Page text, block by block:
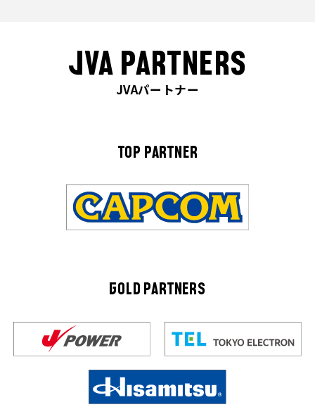
JVA PARTNERS
JVAパートナー
TOP PARTNER
GOLD PARTNERS